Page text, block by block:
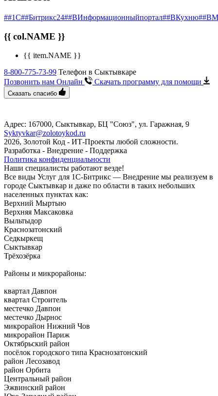
##1С##Битрикс24##ВИнформационныйпортал##ВКухню
{{ col.NAME }}
{{ item.NAME }}
8-800-775-73-99 Телефон в Сыктывкаре
Позвонить нам Онлайн
Скачать программу для помощи
Сказать спасибо
Адрес: 167000, Сыктывкар, БЦ "Союз", ул. Гаражная, 9
Syktyvkar@zolotoykod.ru
2026, Золотой Код - ИТ-Проекты любой сложности.
Разработка - Внедрение - Поддержка
Политика конфиденциальности
Наши специалисты работают везде!
Все виды Услуг для 1С-Битрикс — Внедрение мы реализуем в
городе Сыктывкар и даже по области в таких небольших
населенных пунктах как:
Верхний Мыртыю
Верхняя Максаковка
Выльтыдор
Краснозатонский
Седкыркещ
Сыктывкар
Трёхозёрка
Районы и микрорайоны:
квартал Давпон
квартал Строитель
местечко Давпон
местечко Дырнос
микрорайон Нижний Чов
микрорайон Париж
Октябрьский район
посёлок городского типа Краснозатонский
район Лесозавод
район Орбита
Центральный район
Эжвинский район